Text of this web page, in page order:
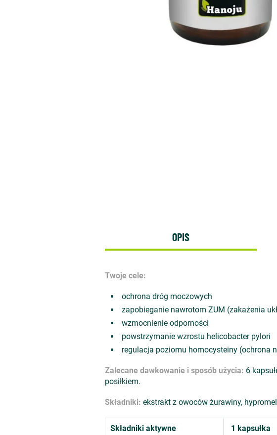
OPIS
Twoje cele:
ochrona dróg moczowych
zapobieganie nawrotom ZUM (zakażenia
wzmocnienie odporności
powstrzymanie wzrostu helicobacter pylori
regulacja poziomu homocysteiny (ochrona
Zalecane dawkowanie i sposób użycia: 6
posiłkiem.
Składniki: ekstrakt z owoców żurawiny,
Składniki aktywne 1 kapsułka